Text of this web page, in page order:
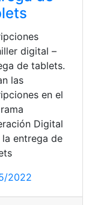
digital –
de tablets.
las
en el
Digital
la entrega de
2022